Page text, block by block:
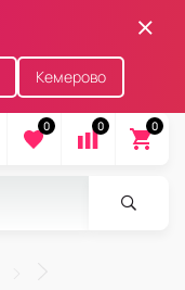
Кемерово
0 0 0